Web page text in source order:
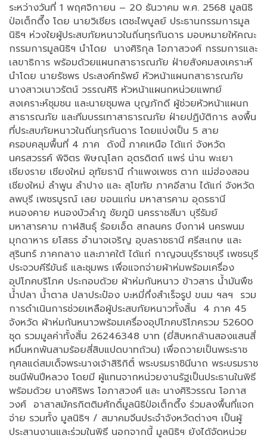
ระหว่างวันที่ 1 พฤศจิกายน – 20 ธันวาคม พ.ศ. 2568 มูลนิธิ
ป่อเต็กตึ๊ง โดย นายวิเชียร เตชะไพบูลย์ ประธานกรรมการมูล
นิธิฯ ห่วงใยผู้ประสบภัยหนาวในถิ่นทุรกันดาร มอบหมายให้คณะ
กรรมการมูลนิธิฯ นำโดย นางศิริกุล โอภาสวงศ์ กรรมการและ
เลขาธิการ พร้อมด้วยแผนกสาธารณภัย ฝ่ายสังคมสงเคราะห์
นำโดย นายรัชพร ประสงค์ทรัพย์ หัวหน้าแผนกสาธารณภัย
นางสาวเนาวรัตน์ วรรณศิริ หัวหน้าแผนกหน่วยแพทย์
สงเคราะห์ชุมชน และนายชุมพล บุญภักดี ผู้ช่วยหัวหน้าแผนก
สาธารณภัย และทีมบรรเทาสาธารณภัย ฝ่ายปฏิบัติการ ลงพื้น
ที่ประสบภัยหนาวในถิ่นทุรกันดาร โดยแบ่งเป็น 5 สาย
ครอบคลุมพื้นที่ 4 ภาค ดังนี้ ภาคเหนือ ได้แก่ จังหวัด
นครสวรรค์ พิจิตร พิษณุโลก อุตรดิตถ์ แพร่ น่าน พะเยา
เชียงราย เชียงใหม่ อุทัยธานี กำแพงเพชร ตาก แม่ฮ่องสอน
เชียงใหม่ ลำพูน ลำปาง และ สุโขทัย ภาคอีสาน ได้แก่ จังหวัด
ลพบุรี เพชรบูรณ์ เลย ขอนแก่น มหาสารคาม อุดรธานี
หนองคาย หนองบัวลำภู ชัยภูมิ นครราชสีมา บุรีรัมย์
มหาสารคาม กาฬสินธุ์ ร้อยเอ็ด สกลนคร บึงกาฬ นครพนม
มุกดาหาร ยโสธร อำนาจเจริญ อุบลราชธานี ศรีสะเกษ และ
สุรินทร์ ภาคกลาง และภาคใต้ ได้แก่ กาญจนบุรีราชบุรี เพชรบุรี
ประจวบคีรีขันธ์ และชุมพร เพื่อแจกจ่ายผ้าห่มพร้อมเครื่อง
อุปโภคบริโภค ประกอบด้วย ผ้าห่มกันหนาว ข้าวสาร น้ำมันพืช
น้ำปลา น้ำตาล ปลาประป๋อง บะหมี่กึ่งสำเร็จรูป ขนม ฯลฯ รวม
การดำเนินการช่วยเหลือผู้ประสบภัยหนาวทั้งสิ้น 4 ภาค 45
จังหวัด ผ้าห่มกันหนาวพร้อมเครื่องอุปโภคบริโภครวม 52600
ชุด รวมมูลค่าทั้งสิ้น 26246348 บาท (ยี่สิบหกล้านสองแสนสี่
หมื่นหกพันสามร้อยสี่สิบแปดบาทถ้วน) เพื่อถวายเป็นพระราช
กุศลแด่สมเด็จพระนางเจ้าสิริกิติ์ พระบรมราชินีนาถ พระบรมราช
ชนนีพันปีหลวง โดยมี ผู้แทนจากหน่วยงานรัฐเป็นประธานในพิธี
พร้อมด้วย นางศิริพร โอภาสวงศ์ และ นางศิริวรรณ โอภาส
วงศ์ อาสาสมัครกิตติมศักดิ์มูลนิธิป่อเต็กตึ๊ง ร่วมลงพื้นที่แจก
จ่าย รวมทั้ง มูลนิธิฯ / สมาคมจีนประจำจังหวัดต่างๆ เป็นผู้
ประสานงานและร่วมในพิธี นอกจากนี้ มูลนิธิฯ ยังได้จัดหน่วย